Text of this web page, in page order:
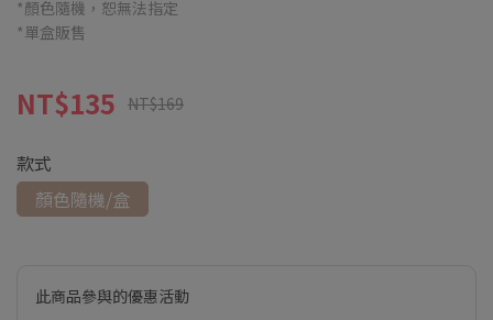
*顏色隨機，恕無法指定
*單盒販售
NT$135 NT$169
款式
顏色隨機/盒
此商品參與的優惠活動